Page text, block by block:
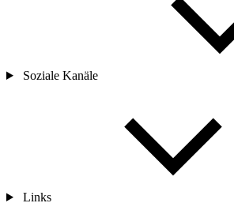
Soziale Kanäle
Links